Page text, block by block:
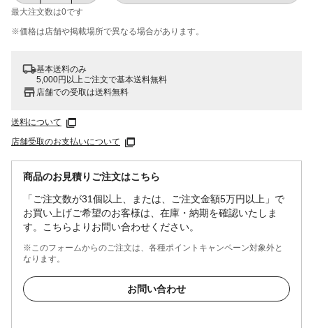
最大注文数は0です
※価格は​店舗や​掲載場所で​異なる​場合が​あります。
基本送料のみ
5,000円以上ご注文で基本送料無料
店舗での受取は送料無料
送料について
店舗受取のお支払いについて
商品のお見積りご注文はこちら
「ご注文数が31個以上、または、ご注文金額5万円以上」で
お買い上げご希望のお客様は、在庫・納期を確認いたしま
す。こちらよりお問い合わせください。
※このフォームからのご注文は、各種ポイントキャンペーン対象外と
なります。
お問い合わせ